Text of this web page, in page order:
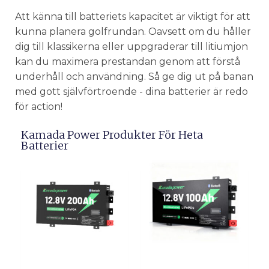
Att känna till batteriets kapacitet är viktigt för att
kunna planera golfrundan. Oavsett om du håller
dig till klassikerna eller uppgraderar till litiumjon
kan du maximera prestandan genom att förstå
underhåll och användning. Så ge dig ut på banan
med gott självförtroende - dina batterier är redo
för action!
Kamada Power Produkter För Heta
Batterier